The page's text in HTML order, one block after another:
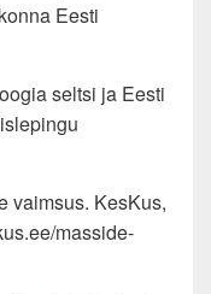
Eesti
seltsi ja Eesti
vaimsus. KesKus,
masside-